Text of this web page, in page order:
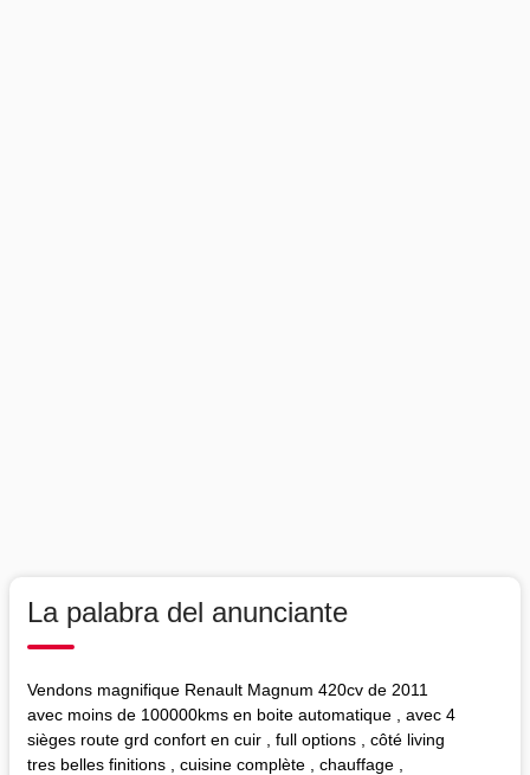
La palabra del anunciante
Vendons magnifique Renault Magnum 420cv de 2011
avec moins de 100000kms en boite automatique , avec 4
sièges route grd confort en cuir , full options , côté living
tres belles finitions , cuisine complète , chauffage ,